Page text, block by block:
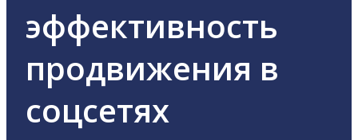
эффективность
продвижения в
соцсетях